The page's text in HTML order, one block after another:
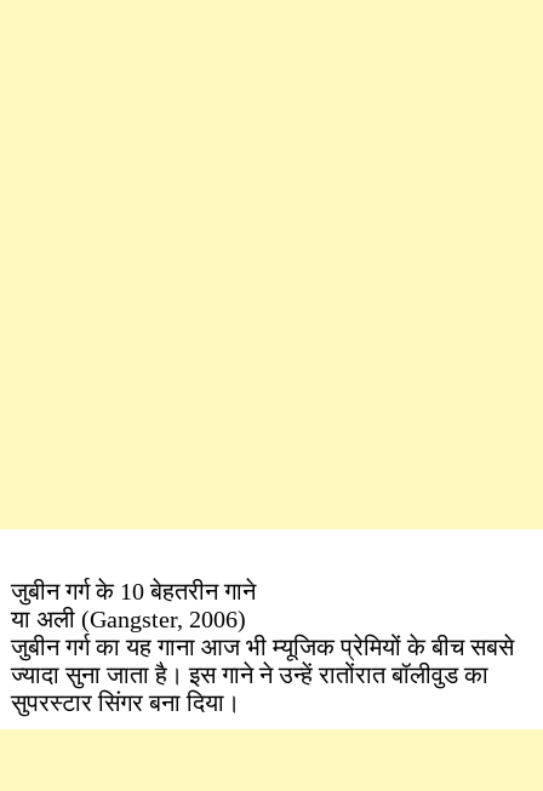
जुबीन गर्ग के 10 बेहतरीन गाने
या अली (Gangster, 2006)
जुबीन गर्ग का यह गाना आज भी म्यूजिक प्रेमियों के बीच सबसे
ज्यादा सुना जाता है। इस गाने ने उन्हें रातोंरात बॉलीवुड का
सुपरस्टार सिंगर बना दिया।